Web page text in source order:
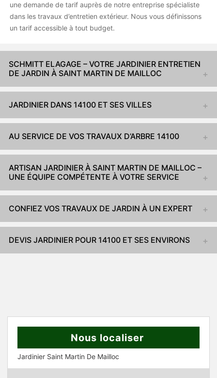
une demande de tarif auprès de notre entreprise spécialiste
dans les travaux d’entretien extérieur. Nous vous définissons
un tarif accessible à tout budget.
SCHMITT ELAGAGE – VOTRE JARDINIER ENTRETIEN
DE JARDIN À SAINT MARTIN DE MAILLOC
JARDINIER DANS 14100 ET SES VILLES
AU SERVICE DE VOS TRAVAUX D’ARBRE 14100
ARTISAN JARDINIER À SAINT MARTIN DE MAILLOC –
UNE ÉQUIPE COMPÉTENTE À VOTRE SERVICE
CONFIEZ VOS TRAVAUX DE JARDIN À UN EXPERT
DEVIS JARDINIER POUR 14100 ET SES ENVIRONS
Nous localiser
Jardinier Saint Martin De Mailloc